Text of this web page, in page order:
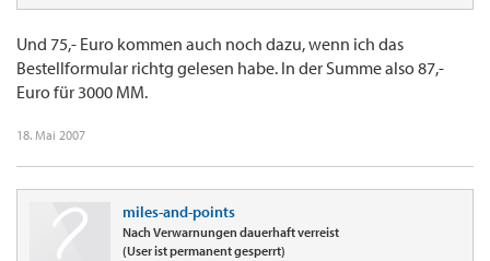
Und 75,- Euro kommen auch noch dazu, wenn ich das
Bestellformular richtg gelesen habe. In der Summe also 87,-
Euro für 3000 MM.
18. Mai 2007
miles-and-points
Nach Verwarnungen dauerhaft verreist
(User ist permanent gesperrt)